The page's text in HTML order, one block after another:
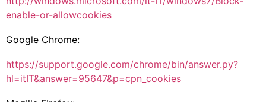
enable-or-allowcookies
Google Chrome:
https://support.google.com/chrome/bin/answer.py?
hl=itIT&answer=95647&p=cpn_cookies